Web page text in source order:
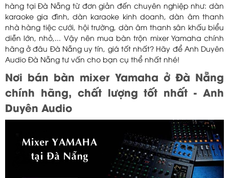
hàng tại Đà Nẵng từ đơn giản đến chuyên nghiệp như: dàn
karaoke gia đình, dàn karaoke kinh doanh, dàn âm thanh
nhà hàng tiệc cưới, hội trường, dàn âm thanh sân khấu biểu
diễn lớn, nhỏ,... Vậy nên mua bàn trộn mixer Yamaha chính
hãng ở đâu Đà Nẵng uy tín, giá tốt nhất? Hãy để Anh Duyên
Audio Đà Nẵng tư vấn cho bạn cụ thể nhất nhé!
Nơi bán bàn mixer Yamaha ở Đà Nẵng
chính hãng, chất lượng tốt nhất - Anh
Duyên Audio